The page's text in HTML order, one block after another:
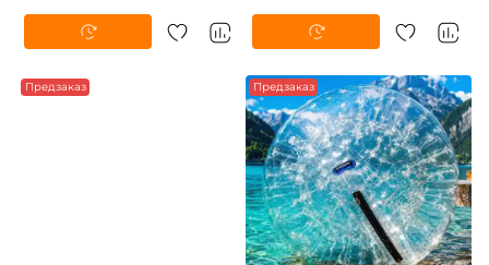
Предзаказ Предзаказ